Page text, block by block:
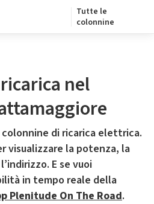
Tutte le
colonnine
nel
di ricarica elettrica.
visualizzare la potenza, la
E se vuoi
in tempo reale della
Plenitude On The Road.